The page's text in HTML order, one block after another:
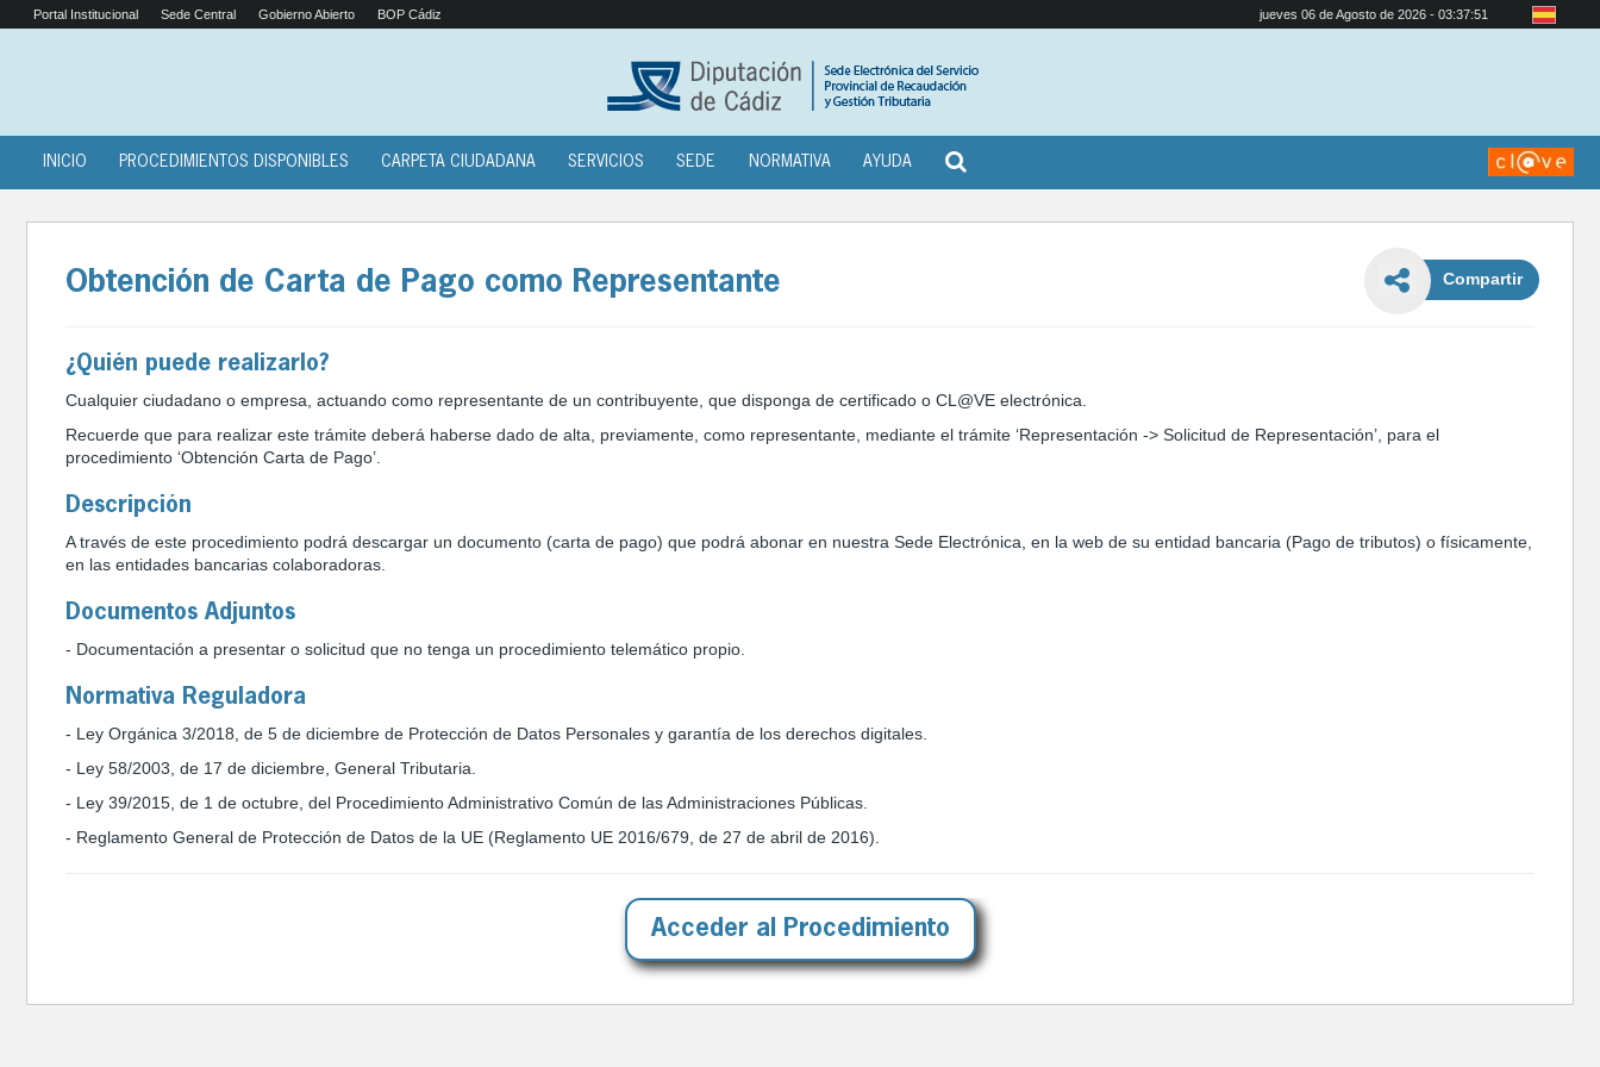
Portal Institucional Sede Central Gobierno Abierto BOP Cádiz jueves 06 de Agosto de 2026 - 03:37:51
INICIO PROCEDIMIENTOS DISPONIBLES CARPETA CIUDADANA SERVICIOS SEDE NORMATIVA AYUDA
Obtención de Carta de Pago como Representante
¿Quién puede realizarlo?
Cualquier ciudadano o empresa, actuando como representante de un contribuyente, que disponga de certificado o CL@VE electrónica.
Recuerde que para realizar este trámite deberá haberse dado de alta, previamente, como representante, mediante el trámite ‘Representación -> Solicitud de Representación’, para el
procedimiento ‘Obtención Carta de Pago’.
Descripción
A través de este procedimiento podrá descargar un documento (carta de pago) que podrá abonar en nuestra Sede Electrónica, en la web de su entidad bancaria (Pago de tributos) o físicamente,
en las entidades bancarias colaboradoras.
Documentos Adjuntos
- Documentación a presentar o solicitud que no tenga un procedimiento telemático propio.
Normativa Reguladora
- Ley Orgánica 3/2018, de 5 de diciembre de Protección de Datos Personales y garantía de los derechos digitales.
- Ley 58/2003, de 17 de diciembre, General Tributaria.
- Ley 39/2015, de 1 de octubre, del Procedimiento Administrativo Común de las Administraciones Públicas.
- Reglamento General de Protección de Datos de la UE (Reglamento UE 2016/679, de 27 de abril de 2016).
Acceder al Procedimiento
Compartir